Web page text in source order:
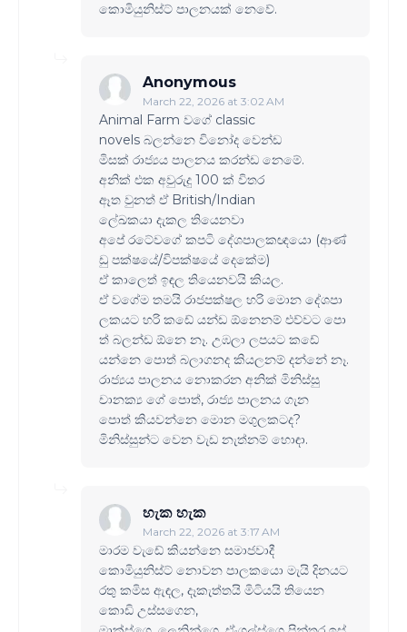
කොමියුනිස්ට් පාලනයක් නෙවේ.
Anonymous
March 22, 2026 at 3:02 AM
Animal Farm වගේ classic
novels බලන්නෙ විනෝද වෙන්ඩ
මිසක් රාජ්‍යය පාලනය කරන්ඩ නෙමේ.
අනික් එක අවුරුදු 100 ක් විතර
ඈත වුනත් ඒ British/Indian
ලේඛකයා දැකල තියෙනවා
අපේ රටේවගේ කපටි දේශපාලකඥයො (ආණ්
ඩු පක්ෂයේ/විපක්ෂයේ දෙකේම)
ඒ කාලෙත් ඉඳල තියෙනවයි කියල.
ඒ වගේම තමයි රාජපක්ෂල හරි මොන දේශපා
ලකයට හරි කඩේ යන්ඩ ඕනෙනම් එව්වට පො
ත් බලන්ඩ ඕනෙ නෑ. උඹලා ලපයට කඩේ
යන්නෙ පොත් බලාගනද කියලනම් දන්නේ නෑ.
රාජ්‍යය පාලනය නොකරන අනික් මිනිස්සු
චානක්‍ය ගේ පොත්, රාජ්‍ය පාලනය ගැන
පොත් කියවන්නෙ මොන මගුලකටද?
මිනිස්සුන්ට වෙන වැඩ නැත්නම් හොඳා.
හැක හැක
March 22, 2026 at 3:17 AM
මාරම වැඩේ කියන්නෙ සමාජවාදී
කොමියුනිස්ට් නොවන පාලකයො මැයි දිනයට
රතු කමිස ඇඳල, දෑකැත්තයි මිටියයි තියෙන
කොඩි උස්සගෙන,